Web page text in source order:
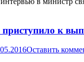
к
Оставить